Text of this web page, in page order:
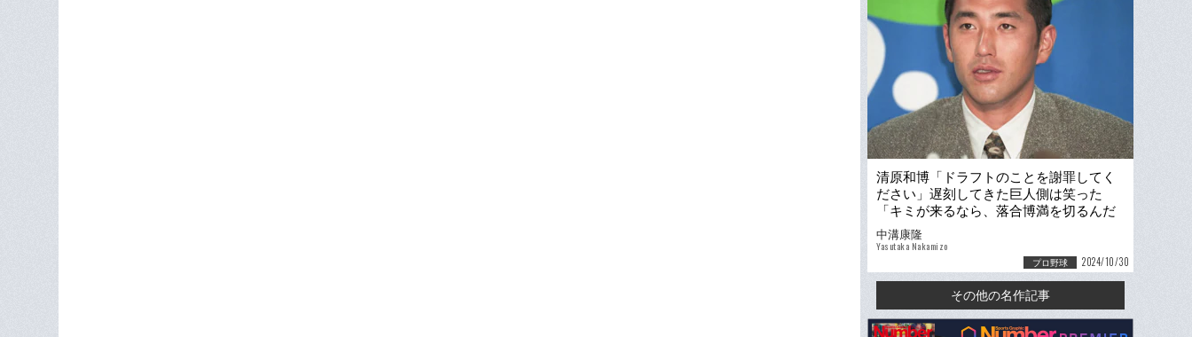
清原和博「ドラフトのことを謝罪してく
ださい」遅刻してきた巨人側は笑った
「キミが来るなら、落合博満を切るんだ
よ」…FA移籍「落合vs清原」騒動
中溝康隆
Yasutaka Nakamizo
プロ野球 2024/10/30
その他の名作記事